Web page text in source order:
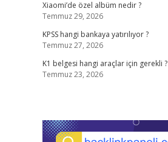
Xiaomi’de özel albüm nedir ?
Temmuz 29, 2026
KPSS hangi bankaya yatırılıyor ?
Temmuz 27, 2026
K1 belgesi hangi araçlar için gerekli ?
Temmuz 23, 2026